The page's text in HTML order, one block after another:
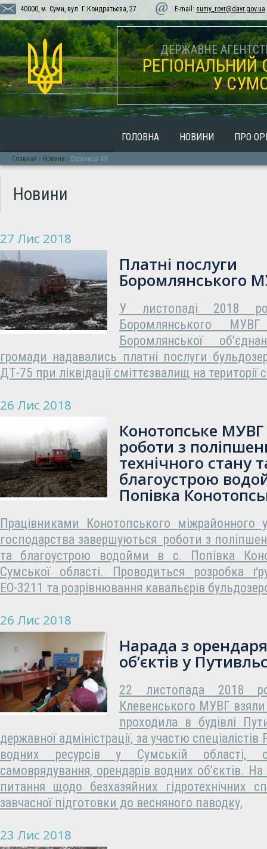
40000, м. Суми, вул. Г.Кондратьєва, 27 E-mail: sumy_rovr@davr.gov.ua
ДЕРЖАВНЕ
РЕГІОНАЛЬНИЙ
У
ГОЛОВНА НОВИНИ ПРО
Главная › Новини › Страница 49
Новини
27 Лис 2018
Платні послуги
Боромлянського
У листопаді 2018
Боромлянського
Боромлянської
громади надавались платні послуги
ДТ-75 при ліквідації сміттєзвалищ на
26 Лис 2018
Конотопське
роботи з
технічного стану
благоустрою
Попівка
Працівниками Конотопського міжрайонного
господарства завершуються роботи з
та благоустрою водойми в с. Попівка
Сумської області. Проводиться розробка
ЕО-3211 та розрівнювання кавальєрів
26 Лис 2018
Нарада з
об’єктів у
22 листопада 2018
Клевенського МУВГ взяли
проходила в будівлі
державної адміністрації, за участю
водних ресурсів у Сумській області,
самоврядування, орендарів водних об’єктів.
питання щодо безхазяйних гідротехнічних
завчасної підготовки до весняного паводку,
23 Лис 2018